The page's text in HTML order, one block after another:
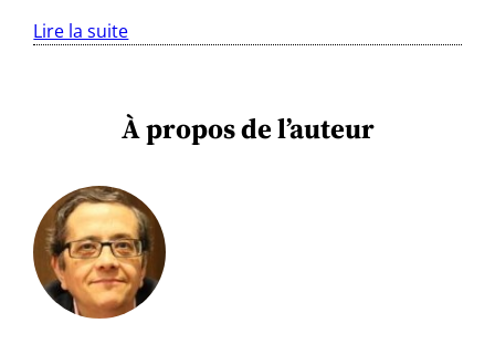
Lire la suite
À propos de l’auteur